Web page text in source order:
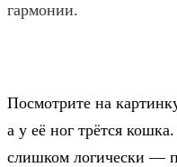
гармонии.
Посмотрите на
а у её ног трётся
слишком логически —